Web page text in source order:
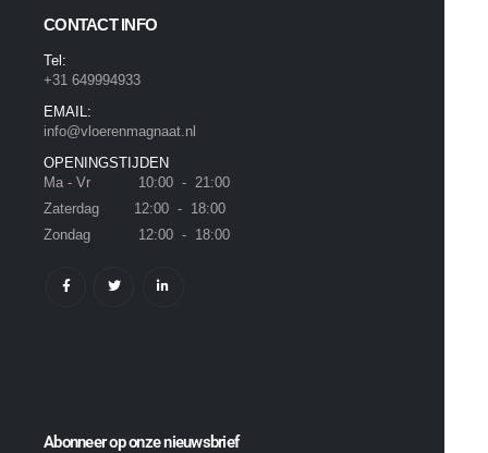
CONTACT INFO
Tel:
+31 649994933
EMAIL:
info@vloerenmagnaat.nl
OPENINGSTIJDEN
Ma - Vr 10:00 - 21:00
Zaterdag 12:00 - 18:00
Zondag 12:00 - 18:00
Abonneer op onze nieuwsbrief